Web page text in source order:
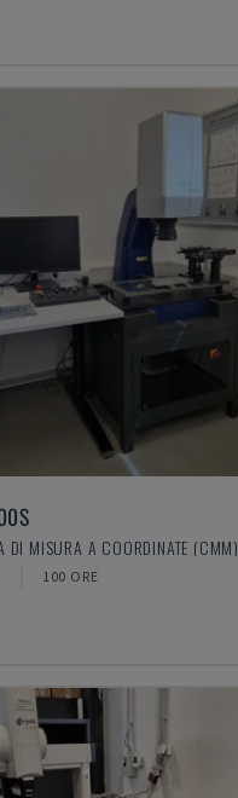
DI MISURA A COORDINATE (CMM)
100 ORE